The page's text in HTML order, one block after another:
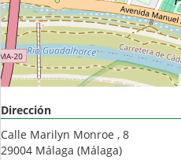
Dirección
Calle Marilyn Monroe , 8
29004 Málaga (Málaga)